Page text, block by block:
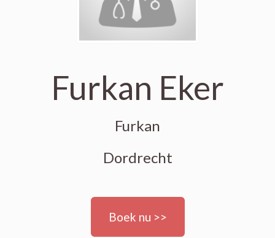
Furkan Eker
Furkan
Dordrecht
Boek nu >>